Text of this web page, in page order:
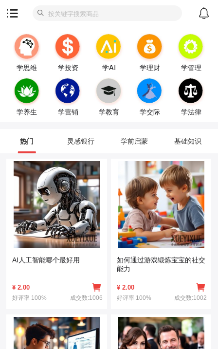
学思维 学投资 学AI 学理财 学管理
学养生 学营销 学教育 学交际 学法律
热门 灵感银行 学前启蒙 基础知识
AI人工智能哪个最好用
¥2.00
好评率 100% 成交数:1006
如何通过游戏锻炼宝宝的社交
能力
¥ 2.00
好评率 100% 成交数:1002